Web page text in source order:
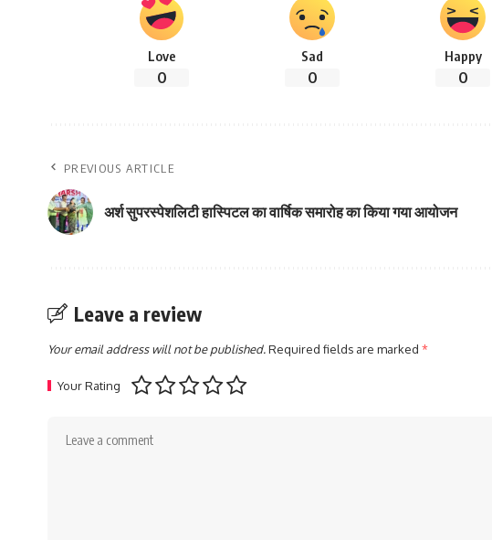
Love
0
Sad
0
Happy
0
PREVIOUS ARTICLE
अर्श सुपरस्पेशलिटी हास्पिटल का वार्षिक समारोह का किया गया आयोजन
Leave a review
Your email address will not be published.Required fields are marked *
Your Rating